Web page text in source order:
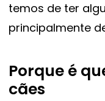
temos de ter
principalmente
Porque é
cães